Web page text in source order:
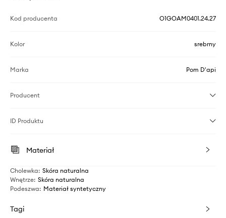
Kod producenta O1GOAM0401.24.27
Kolor srebrny
Marka Pom D'api
Producent
ID Produktu
Materiał
Cholewka: Skóra naturalna
Wnętrze: Skóra naturalna
Podeszwa: Materiał syntetyczny
Tagi